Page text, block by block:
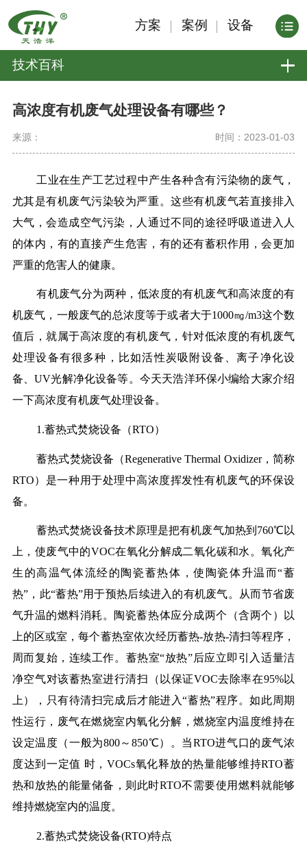
方案 案例 设备
技术百科
高浓度有机废气处理设备有哪些？
来源： 时间：2023-01-03
工业在生产工艺过程中产生各种含有污染物的废气，
尤其是有机废气污染较为严重。这些有机废气若直接排入
大气，会造成空气污染，人通过不同的途径呼吸道进入人
的体内，有的直接产生危害，有的还有蓄积作用，会更加
严重的危害人的健康。
有机废气分为两种，低浓度的有机废气和高浓度的有
机废气，一般废气的总浓度等于或者大于1000㎎/m3这个数
值后，就属于高浓度的有机废气，针对低浓度的有机废气
处理设备有很多种，比如活性炭吸附设备、离子净化设
备、UV光解净化设备等。今天天浩洋环保小编给大家介绍
一下高浓度有机废气处理设备。
1.蓄热式焚烧设备（RTO）
蓄热式焚烧设备（Regenerative Thermal Oxidizer，简称
RTO）是一种用于处理中高浓度挥发性有机废气的环保设
备。
蓄热式焚烧设备技术原理是把有机废气加热到760℃以
上，使废气中的VOC在氧化分解成二氧化碳和水。氧化产
生的高温气体流经的陶瓷蓄热体，使陶瓷体升温而“蓄
热”，此“蓄热”用于预热后续进入的有机废气。从而节省废
气升温的燃料消耗。陶瓷蓄热体应分成两个（含两个）以
上的区或室，每个蓄热室依次经历蓄热-放热-清扫等程序，
周而复始，连续工作。蓄热室“放热”后应立即引入适量洁
净空气对该蓄热室进行清扫（以保证VOC去除率在95%以
上），只有待清扫完成后才能进入“蓄热”程序。如此周期
性运行，废气在燃烧室内氧化分解，燃烧室内温度维持在
设定温度（一般为800～850℃）。当RTO进气口的废气浓
度达到一定值 时，VOCs氧化释放的热量能够维持RTO蓄
热和放热的能量储备，则此时RTO不需要使用燃料就能够
维持燃烧室内的温度。
2.蓄热式焚烧设备(RTO)特点